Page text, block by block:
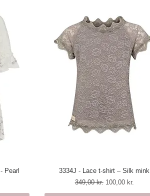
Pearl
Hurtigvisning
3334J - Lace t-shirt – Silk mink
Regulær pris
349,00 kr. Salgspris
100,00 kr.